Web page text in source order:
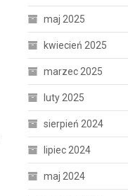
maj 2025
kwiecień 2025
marzec 2025
luty 2025
sierpień 2024
lipiec 2024
maj 2024